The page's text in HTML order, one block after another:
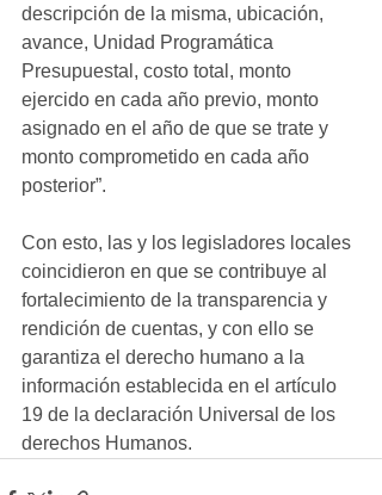
descripción de la misma, ubicación,
avance, Unidad Programática
Presupuestal, costo total, monto
ejercido en cada año previo, monto
asignado en el año de que se trate y
monto comprometido en cada año
posterior”.
Con esto, las y los legisladores locales
coincidieron en que se contribuye al
fortalecimiento de la transparencia y
rendición de cuentas, y con ello se
garantiza el derecho humano a la
información establecida en el artículo
19 de la declaración Universal de los
derechos Humanos.